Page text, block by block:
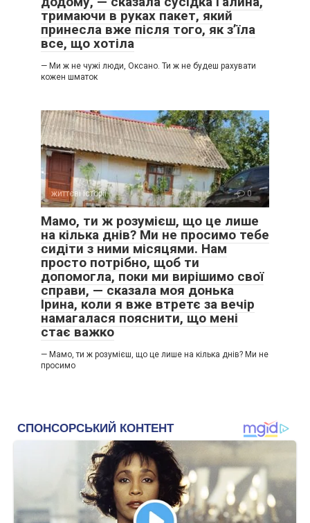
тримаючи в руках пакет, який
принесла вже після того, як з’їла
все, що хотіла
— Ми ж не чужі люди, Оксано. Ти ж не будеш рахувати
кожен шматок
життєві історії 0
Мамо, ти ж розумієш, що це лише
на кілька днів? Ми не просимо тебе
сидіти з ними місяцями. Нам
просто потрібно, щоб ти
допомогла, поки ми вирішимо свої
справи, — сказала моя донька
Ірина, коли я вже втретє за вечір
намагалася пояснити, що мені
стає важко
— Мамо, ти ж розумієш, що це лише на кілька днів? Ми не
просимо